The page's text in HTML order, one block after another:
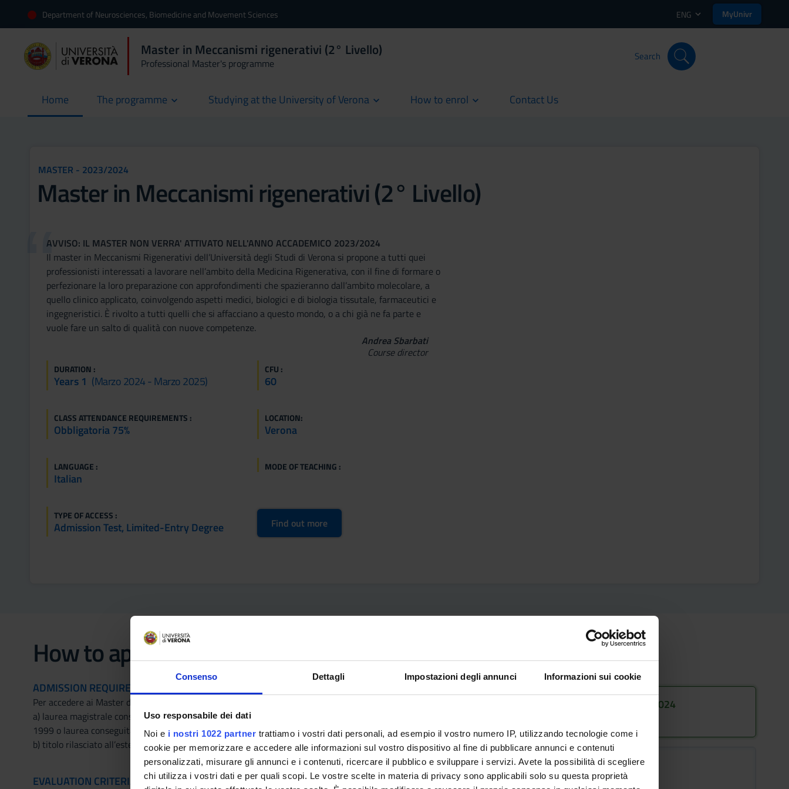
Consenso Dettagli Impostazioni degli annunci Informazioni sui cookie
Uso responsabile dei dati
Noi e i nostri 1022 partner trattiamo i vostri dati personali, ad esempio il vostro numero IP, utilizzando tecnologie come i
cookie per memorizzare e accedere alle informazioni sul vostro dispositivo al fine di pubblicare annunci e contenuti
personalizzati, misurare gli annunci e i contenuti, ricercare il pubblico e sviluppare i servizi. Avete la possibilità di scegliere
chi utilizza i vostri dati e per quali scopi. Le vostre scelte in materia di privacy sono applicabili solo su questa proprietà
Department of Neurosciences, Biomedicine and Movement Sciences ENG MyUnivr
Master in Meccanismi rigenerativi (2° Livello)
Professional Master's programme
Search
Home
current The programme Studying at the University of Verona How to enrol Contact Us
current
MASTER - 2023/2024
Master in Meccanismi rigenerativi (2° Livello)
AVVISO: IL MASTER NON VERRA' ATTIVATO NELL'ANNO ACCADEMICO 2023/2024
Il master in Meccanismi Rigenerativi dell’Università degli Studi di Verona si propone a tutti quei
professionisti interessati a lavorare nell’ambito della Medicina Rigenerativa, con il fine di formare o
perfezionare la loro preparazione con approfondimenti che spazieranno dall’ambito molecolare, a
quello clinico applicato, coinvolgendo aspetti medici, biologici e di biologia tissutale, farmaceutici e
ingegneristici. È rivolto a tutti quelli che si affacciano a questo mondo, o a chi già ne fa parte e
vuole fare un salto di qualità con nuove competenze.
Andrea Sbarbati
Course director
DURATION :
Years 1 (marzo 2024 - Marzo 2025)
CFU :
60
CLASS ATTENDANCE REQUIREMENTS :
Obbligatoria 75%
LOCATION:
Verona
LANGUAGE :
Italian
MODE OF TEACHING :
TYPE OF ACCESS :
Admission Test, Limited-Entry Degree Find out more
How to apply
ADMISSION REQUIREMENTS :
Per accedere ai Master di II livello occorre essere in possesso di:
a) laurea magistrale conseguita ai sensi del Decreto Ministeriale n. 270 del 2004 o del Decreto Ministeriale n. 509 del
1999 o laurea conseguita secondo gli ordinamenti previgenti;
b) titolo rilasciato all’estero, riconosciuto idoneo in base alla normativa vigente.
EVALUATION CRITERIA FOR ADMISSION :
Call for applications 2023/2024
AVAILABLE POSITIONS :
Minimo15